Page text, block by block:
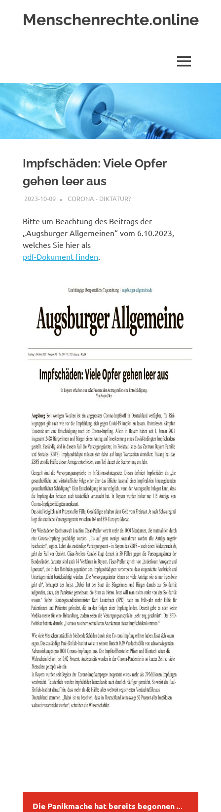
Menschenrechte.online
Geborene
wie
für
Ungeborene
MENÜ
Impfschäden: Viele Opfer
gehen leer aus
2023-10-09 XX
CORONA - DIKTATUR?
Bitte um Beachtung des Beitrags der
„Augsburger Allgemeinen“ vom 6.10.2023,
welches Sie hier als
pdf-Dokument finden
Die Panikmache hat bereits begonnen .